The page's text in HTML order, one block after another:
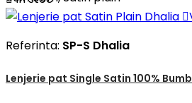

Referinta: SP-S Dhalia
Lenjerie pat Single Satin 100%